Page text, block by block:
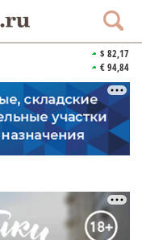
$ 82,17
€ 94,84